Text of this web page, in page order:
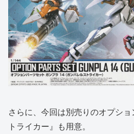
さらに、今回は別売りのオプシ
トライカー』も用意。